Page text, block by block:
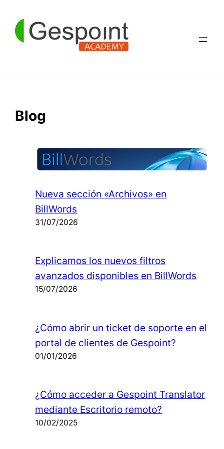
contenido
Blog
Nueva sección «Archivos» en
BillWords
31/07/2026
Explicamos los nuevos filtros
avanzados disponibles en BillWords
15/07/2026
¿Cómo abrir un ticket de soporte en el
portal de clientes de Gespoint?
01/01/2026
¿Cómo acceder a Gespoint Translator
mediante Escritorio remoto?
10/02/2025